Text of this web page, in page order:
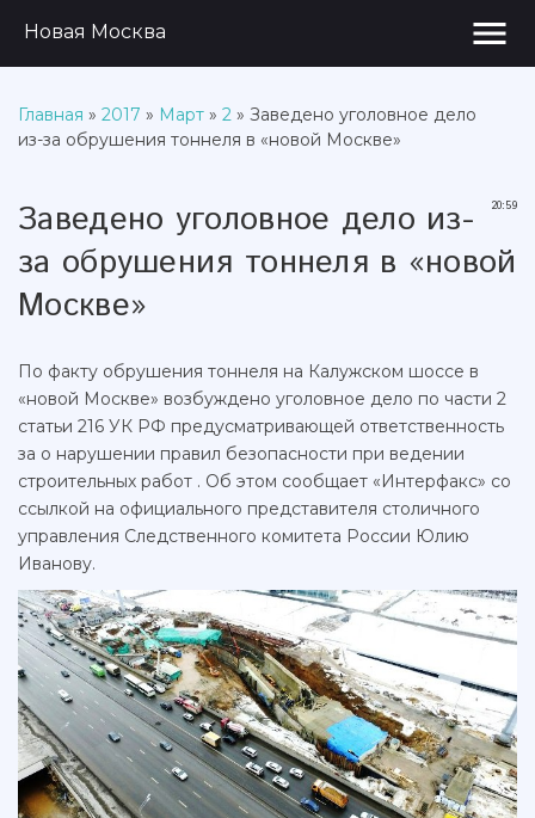
Новая Москва menu
Главная » 2017 » Март » 2 » Заведено уголовное дело
из-за обрушения тоннеля в «новой Москве»
20:59
Заведено уголовное дело из-
за обрушения тоннеля в «новой
Москве»
По факту обрушения тоннеля на Калужском шоссе в
«новой Москве» возбуждено уголовное дело по части 2
статьи 216 УК РФ предусматривающей ответственность
за о нарушении правил безопасности при ведении
строительных работ . Об этом сообщает «Интерфакс» со
ссылкой на официального представителя столичного
управления Следственного комитета России Юлию
Иванову.